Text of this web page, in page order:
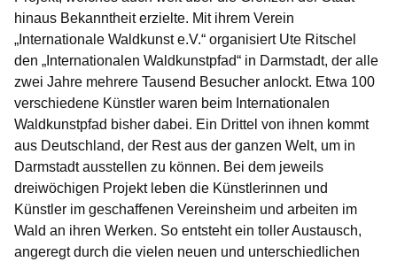
hinaus Bekanntheit erzielte. Mit ihrem Verein
„Internationale Waldkunst e.V.“ organisiert Ute Ritschel
den „Internationalen Waldkunstpfad“ in Darmstadt, der alle
zwei Jahre mehrere Tausend Besucher anlockt. Etwa 100
verschiedene Künstler waren beim Internationalen
Waldkunstpfad bisher dabei. Ein Drittel von ihnen kommt
aus Deutschland, der Rest aus der ganzen Welt, um in
Darmstadt ausstellen zu können. Bei dem jeweils
dreiwöchigen Projekt leben die Künstlerinnen und
Künstler im geschaffenen Vereinsheim und arbeiten im
Wald an ihren Werken. So entsteht ein toller Austausch,
angeregt durch die vielen neuen und unterschiedlichen